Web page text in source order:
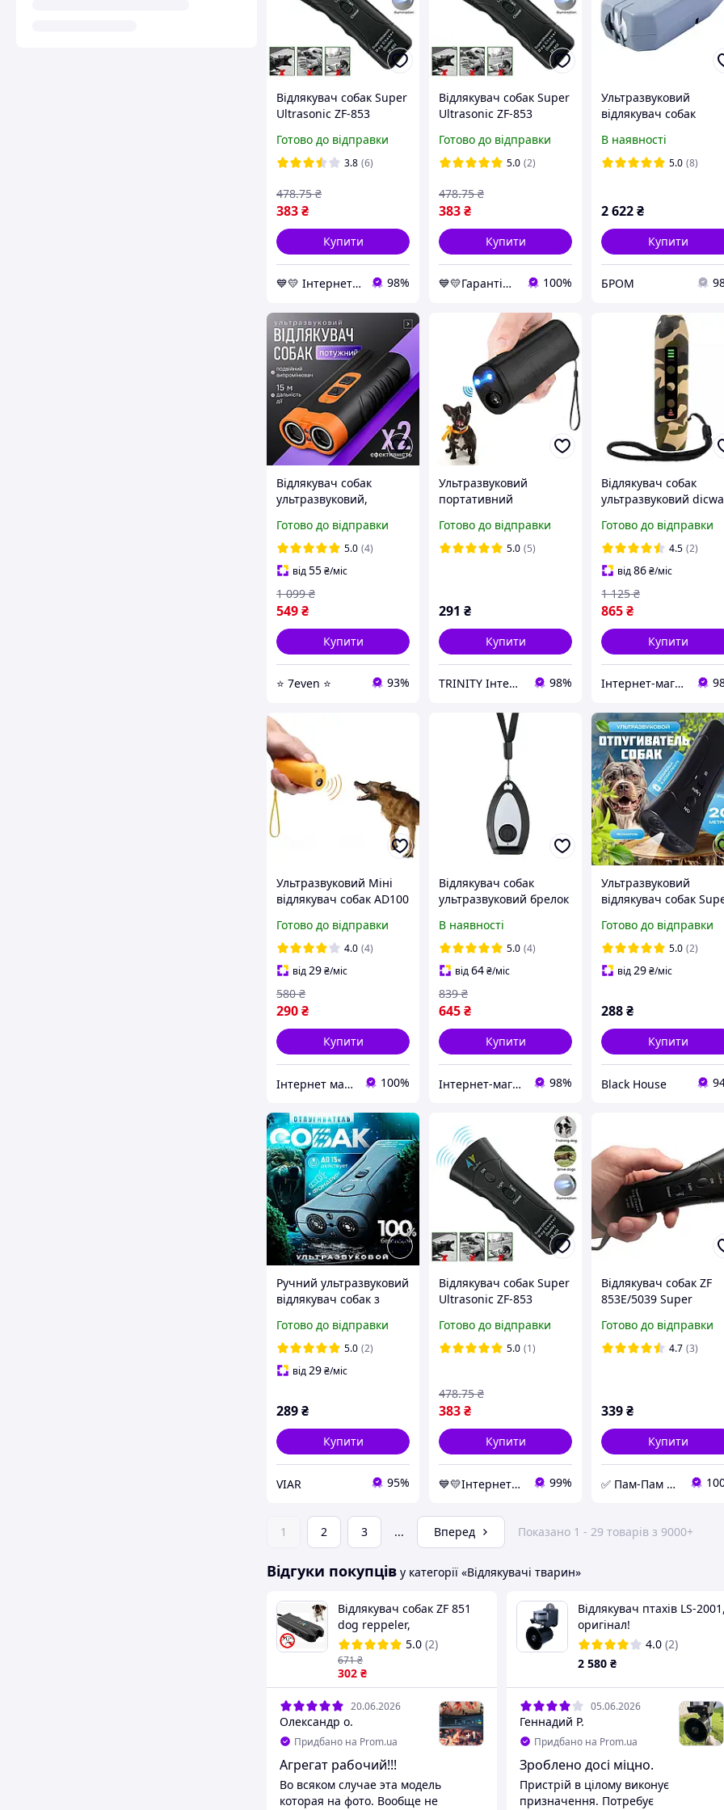
Відлякувач собак Super
Ultrasonic ZF-853
собак - пристрій для
відлякування собак
Готово до відправки
3.8 (6)
383₴
478.75 ₴
Купити
💙💛 Інтернет-магазин Non-Stop 🎁% 🚚 ⤵ 98%
Відлякувач собак Super
Ultrasonic ZF-853
собак - пристрій для
відлякування собак
Готово до відправки
5.0 (2)
383₴
478.75 ₴
Купити
💙💛Гарантія хороших покупок 🎁🚚 ⤵ 100%
Ультразвуковий
відлякувач собак
В наявності
5.0 (8)
2 622₴
Купити
БРОМ
Відлякувач собак
ультразвуковий,
для дресирування,
ультразвук для собак та
тварин,
акумуляторний, XY-500
Готово до відправки
5.0 (4)
від55₴/міс
549₴
1 099 ₴
Купити
⭐ 7even ⭐ 93%
Ультразвуковий
портативний
ліхтариком AD-100 3145
Готово до відправки
5.0 (5)
291 ₴
Купити
TRINITY Інтернет-магазин www.trinitys.com.ua 98%
Відлякувач собак
ультразвуковий
ліхтариком зарядка
USB Хакі ( код: N100H
Готово до відправки
4.5 (2)
від86₴/міс
865₴
1 125 ₴
Купити
Інтернет-магазин "BaFY"
Ультразвуковий Міні
відлякувач собак AD100
відлякувачі собак
ультразвукові PCT
Готово до відправки
4.0 (4)
від29₴/міс
290₴
580 ₴
Купити
Інтернет магазин «Electro Dream» 🛒 Компетентність! Якість товару! Швидка відправка! ✅ 100%
Відлякувач собак
ультразвуковий брелок
Чорний ( код: MINIUS-
02 )
В наявності
5.0 (4)
від64₴/міс
645₴
839 ₴
Купити
Інтернет-магазин "BaFY" 98%
Ультразвуковий
відлякувач собак
для відлякування
Готово до відправки
5.0 (2)
від29₴/міс
288₴
Купити
Black House
Ручний ультразвуковий
відлякувач собак з
Super Ultrasonic Dog
Chaser 0744
Готово до відправки
5.0 (2)
від29₴/міс
289₴
Купити
VIAR 95%
Відлякувач собак Super
Ultrasonic ZF-853
собак - пристрій для
відлякування собак
Готово до відправки
5.0 (1)
383₴
478.75 ₴
Купити
💙💛Інтернет-магазин NaVubir - navubir.com.ua 🎁% 🚚 ⤵ 99%
Відлякувач собак ZF
853E/5039 Super
Готово до відправки
4.7 (3)
339₴
Купити
✅ Пам-Пам ⭐ Магазин Подарунків
1 2 3 ... Вперед Показано 1 - 29 товарів з 9000+
Відгуки покупців у категорії «Відлякувачі тварин»
Відлякувач собак ZF 851
dog reppeler,
Ультразвуковий
відлякувач тварин з
ліхтариком
5.0 (2)
302 ₴
671₴
20.06.2026
Олександр о.
Придбано на Prom.ua +1
Агрегат рабочий!!!
Во всяком случае эта модель
которая на фото. Вообще не
Відлякувач птахів LS-
оригінал!
4.0 (2)
2 580 ₴
05.06.2026
Геннадий Р.
Придбано на Prom.ua
Зроблено досі міцно.
Пристрій в цілому виконує
призначення. Потребує